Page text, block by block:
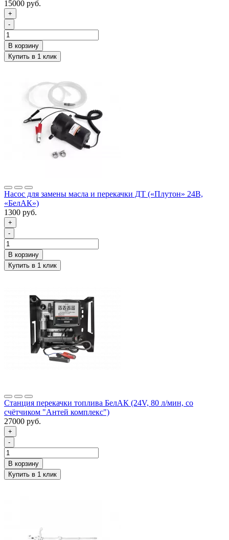
15000 руб.
+
-
Насос для замены масла и перекачки ДТ («Плутон» 24В,
«БелАК»)
1300 руб.
+
-
Станция перекачки топлива БелАК (24V, 80 л/мин, со
счётчиком "Антей комплекс")
27000 руб.
+
-